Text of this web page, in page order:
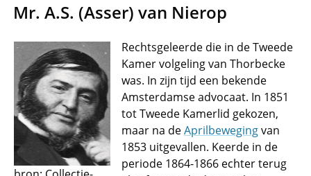
Mr. A.S. (Asser) van Nierop
Rechtsgeleerde die in de Tweede
Kamer volgeling van Thorbecke
was. In zijn tijd een bekende
Amsterdamse advocaat. In 1851
tot Tweede Kamerlid gekozen,
maar na deAprilbewegingvan
1853 uitgevallen. Keerde in de
periode 1864-1866 echter terug